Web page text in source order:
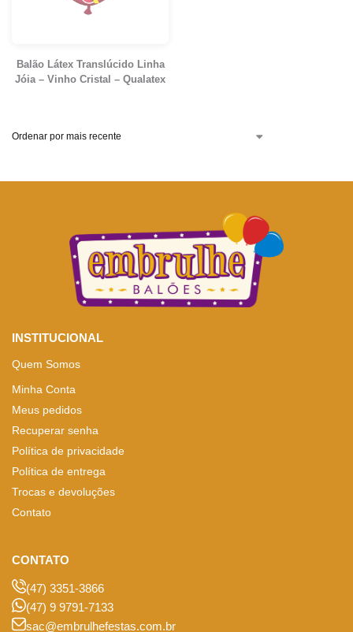
Balão Látex Translúcido Linha
Jóia – Vinho Cristal – Qualatex
INSTITUCIONAL
Quem Somos
Minha Conta
Meus pedidos
Recuperar senha
Política de privacidade
Política de entrega
Trocas e devoluções
Contato
CONTATO
(47) 3351-3866
(47) 9 9791-7133
sac@embrulhefestas.com.br